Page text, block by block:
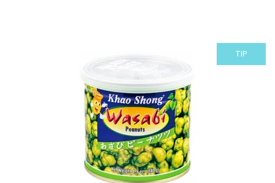
TIP